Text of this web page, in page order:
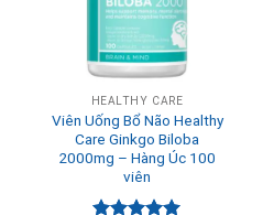
HEALTHY CARE
Viên Uống Bổ Não Healthy
Care Ginkgo Biloba
2000mg – Hàng Úc 100
viên